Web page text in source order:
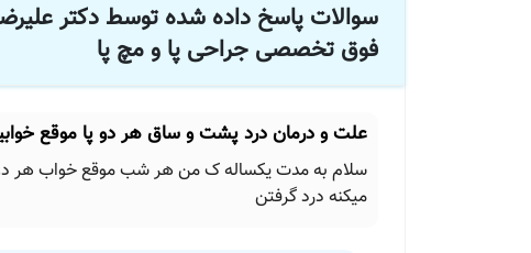
سوالات پاسخ داده شده توسط دکتر
فوق تخصصی جراحی پا و مچ پا
علت و درمان درد پشت و ساق هر دو پا موقع
سلام به مدت یکساله ک من هر شب موقع خواب هر
میکنه درد گرفتن